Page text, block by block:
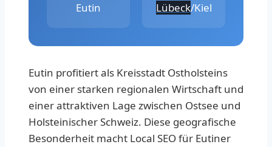
Eutin
Lübeck/Kiel
Eutin profitiert als Kreisstadt Ostholsteins
von einer starken regionalen Wirtschaft und
einer attraktiven Lage zwischen Ostsee und
Holsteinischer Schweiz. Diese geografische
Besonderheit macht Local SEO für Eutiner